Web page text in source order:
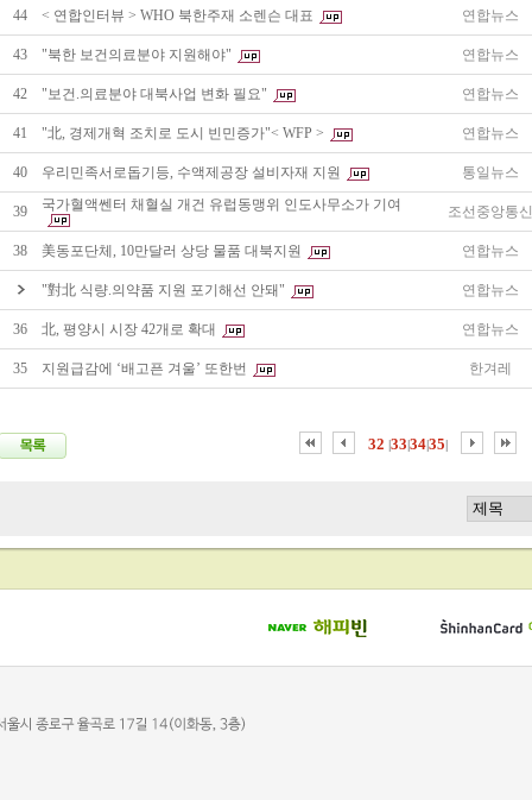
44 < 연합인터뷰 > WHO 북한주재 소렌슨 대표 연합뉴스
43 "북한 보건의료분야 지원해야" 연합뉴스
42 "보건.의료분야 대북사업 변화 필요" 연합뉴스
41 "北, 경제개혁 조치로 도시 빈민증가"< WFP > 연합뉴스
40 우리민족서로돕기등, 수액제공장 설비자재 지원 통일뉴스
39 국가혈액쎈터 채혈실 개건 유럽동맹위 인도사무소가 기여 조선중앙통신
38 美동포단체, 10만달러 상당 물품 대북지원 연합뉴스
"對北 식량.의약품 지원 포기해선 안돼" 연합뉴스
36 北, 평양시 시장 42개로 확대 연합뉴스
35 지원급감에 ‘배고픈 겨울’ 또한번 한겨레
32 |33|34|35|